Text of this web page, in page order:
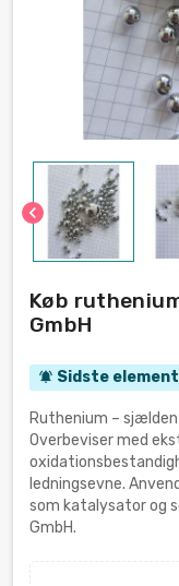
chevron_left
Køb
GmbH
notifications_active Sidste
Ruthenium –
Overbeviser med
ledningsevne.
som katalysator og
GmbH.